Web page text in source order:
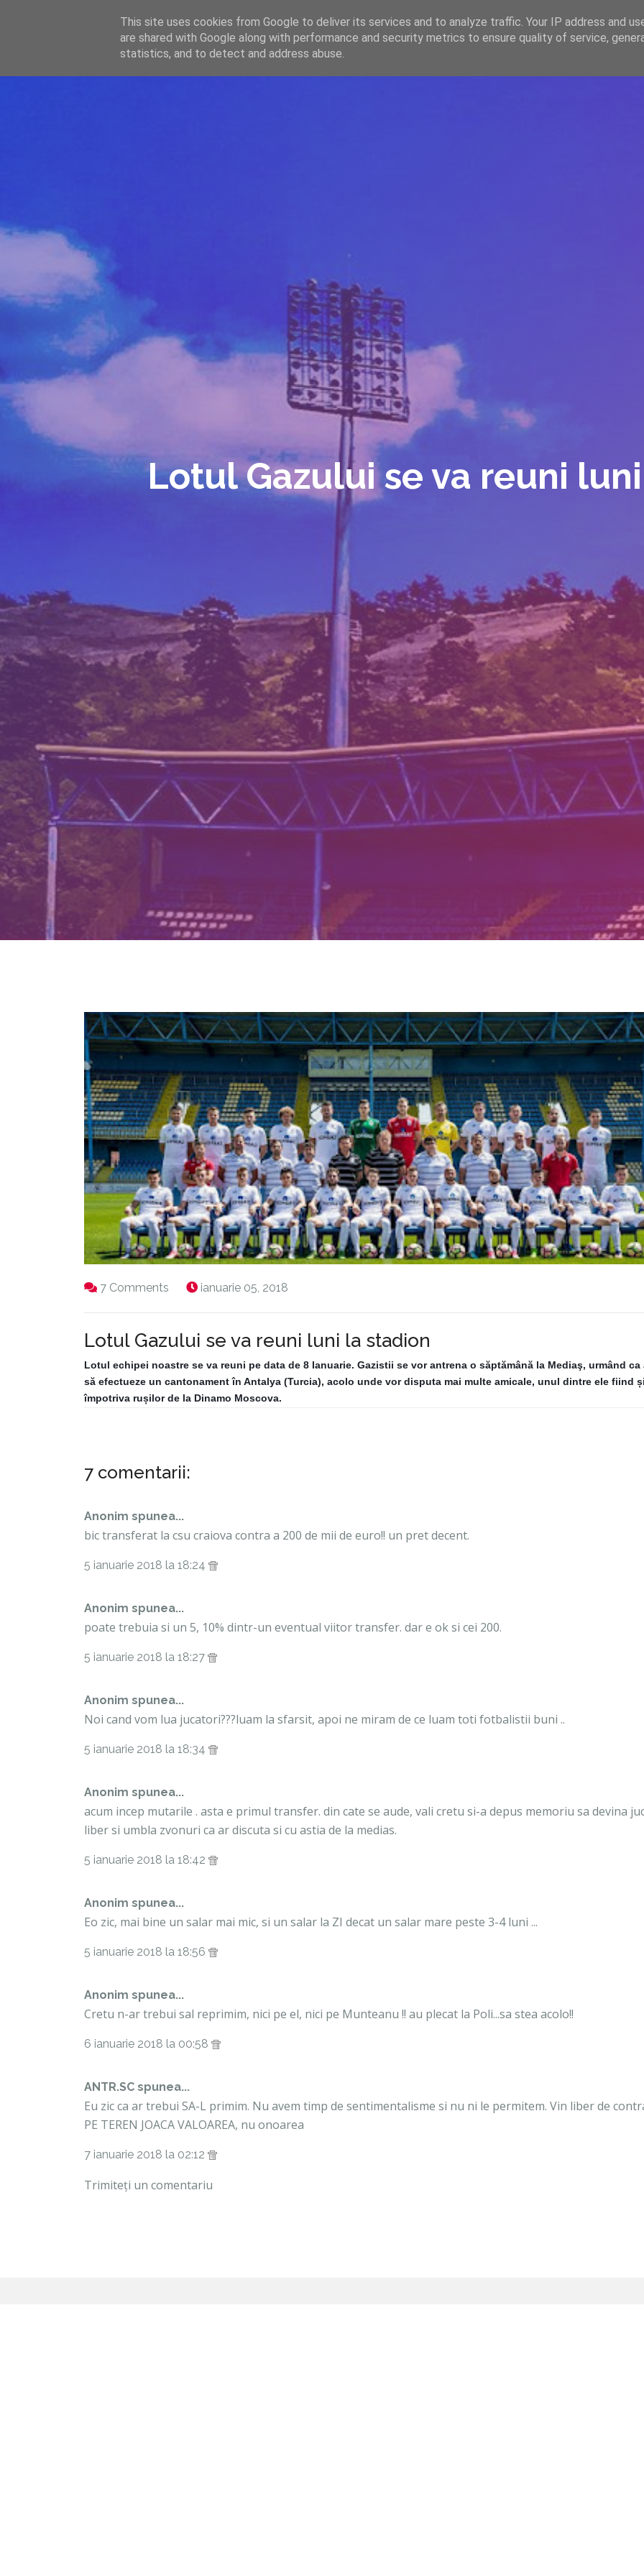
WWW.GAZISTI.RO HOME ARTICOLE DESPRE ECHIPĂ
Lotul Gazului se va reuni
7 Comments ianuarie 05, 2018
Lotul Gazului se va reuni luni la stadion
Lotul echipei noastre se va reuni pe data de 8 Ianuarie. Gazistii se vor antrena o săptămână la Mediaş, urmând ca
să efectueze un cantonament în Antalya (Turcia), acolo unde vor disputa mai multe amicale, unul dintre ele fiind și
împotriva rușilor de la Dinamo Moscova.
7 comentarii:
Anonim spunea...
bic transferat la csu craiova contra a 200 de mii de euro!! un pret decent.
5 ianuarie 2018 la 18:24
Anonim spunea...
poate trebuia si un 5, 10% dintr-un eventual viitor transfer. dar e ok si cei 200.
5 ianuarie 2018 la 18:27
Anonim spunea...
Noi cand vom lua jucatori???luam la sfarsit, apoi ne miram de ce luam toti fotbalistii buni ..
5 ianuarie 2018 la 18:34
Anonim spunea...
acum incep mutarile . asta e primul transfer. din cate se aude, vali cretu si-a depus memoriu sa devina
liber si umbla zvonuri ca ar discuta si cu astia de la medias.
5 ianuarie 2018 la 18:42
Anonim spunea...
Eo zic, mai bine un salar mai mic, si un salar la ZI decat un salar mare peste 3-4 luni ...
5 ianuarie 2018 la 18:56
Anonim spunea...
Cretu n-ar trebui sal reprimim, nici pe el, nici pe Munteanu !! au plecat la Poli...sa stea acolo!!
6 ianuarie 2018 la 00:58
ANTR.SC spunea...
Eu zic ca ar trebui SA-L primim. Nu avem timp de sentimentalisme si nu ni le permitem. Vin liber de
PE TEREN JOACA VALOAREA, nu onoarea
7 ianuarie 2018 la 02:12
Trimiteți un comentariu
This site uses cookies from Google to deliver its services and to analyze traffic. Your IP address and
are shared with Google along with performance and security metrics to ensure quality of service,
statistics, and to detect and address abuse.